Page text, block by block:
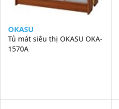
OKASU
Tủ mát siêu thị OKASU OKA-
1570A